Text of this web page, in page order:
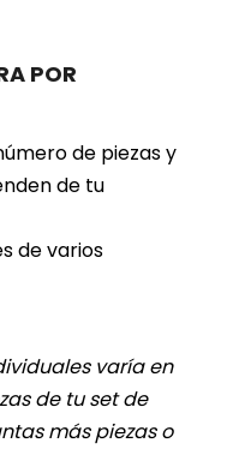
POR
de piezas y
de tu
de varios
varía en
de tu set de
más piezas o